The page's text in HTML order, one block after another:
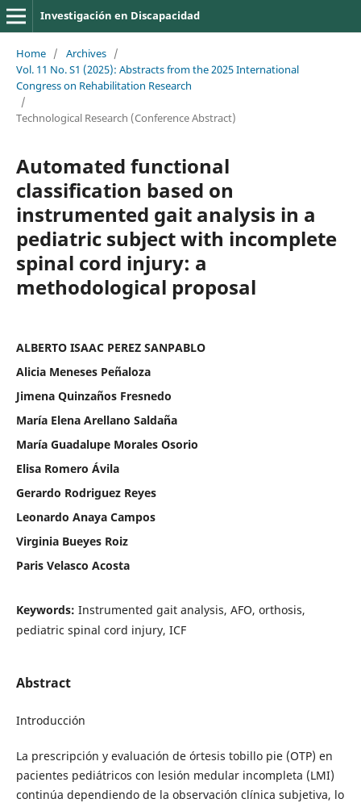
Investigación en Discapacidad
Home / Archives /
Vol. 11 No. S1 (2025): Abstracts from the 2025 International
Congress on Rehabilitation Research
/
Technological Research (Conference Abstract)
Automated functional
classification based on
instrumented gait analysis in a
pediatric subject with incomplete
spinal cord injury: a
methodological proposal
ALBERTO ISAAC PEREZ SANPABLO
Alicia Meneses Peñaloza
Jimena Quinzaños Fresnedo
María Elena Arellano Saldaña
María Guadalupe Morales Osorio
Elisa Romero Ávila
Gerardo Rodriguez Reyes
Leonardo Anaya Campos
Virginia Bueyes Roiz
Paris Velasco Acosta
Keywords: Instrumented gait analysis, AFO, orthosis,
pediatric spinal cord injury, ICF
Abstract
Introducción
La prescripción y evaluación de órtesis tobillo pie (OTP) en
pacientes pediátricos con lesión medular incompleta (LMI)
continúa dependiendo de la observación clínica subjetiva, lo